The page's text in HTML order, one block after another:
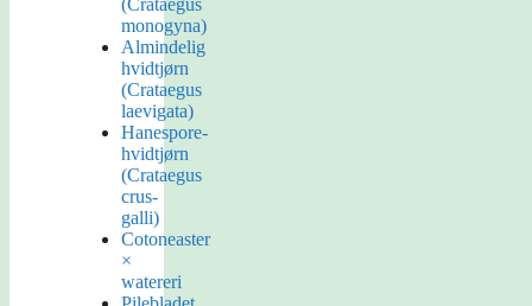
(Crataegus
monogyna)
Almindelig
hvidtjørn
(Crataegus
laevigata)
Hanespore-
hvidtjørn
(Crataegus
crus-
galli)
Cotoneaster
×
watereri